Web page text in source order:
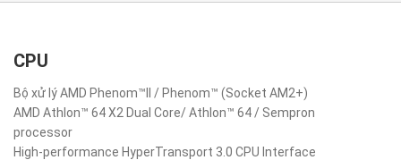
CPU
Bộ xử lý AMD Phenom™II / Phenom™ (Socket AM2+)
AMD Athlon™ 64 X2 Dual Core/ Athlon™ 64 / Sempron
processor
High-performance HyperTransport 3.0 CPU Interface